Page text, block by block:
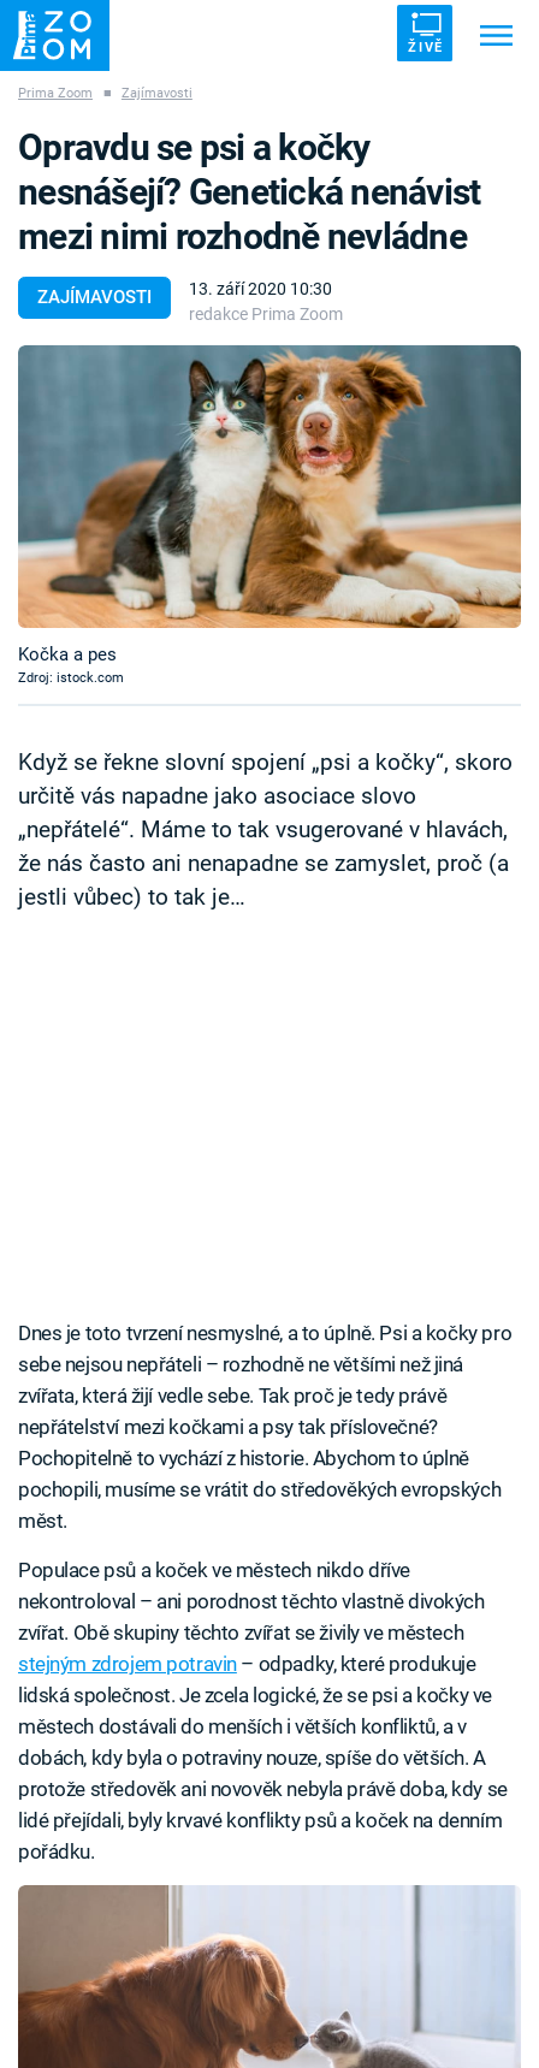
ŽIVĚ
ZÁHADY VETŘELCI DÁVNOVĚKU
Témata
TV Program
Časopis
Sledujte prima+
Sledujte nás
Prima Zoom ■ Zajímavosti
ZAJÍMAVOSTI
13. září 2020 10:30
redakce Prima Zoom
Opravdu se psi a kočky
nesnášejí? Genetická nenávist
mezi nimi rozhodně nevládne
Kočka a pes
Zdroj: istock.com
Když se řekne slovní spojení „psi a kočky“, skoro
určitě vás napadne jako asociace slovo
„nepřátelé“. Máme to tak vsugerované v hlavách,
že nás často ani nenapadne se zamyslet, proč (a
jestli vůbec) to tak je…
Dnes je toto tvrzení nesmyslné, a to úplně. Psi a kočky pro
sebe nejsou nepřáteli – rozhodně ne většími než jiná
zvířata, která žijí vedle sebe. Tak proč je tedy právě
nepřátelství mezi kočkami a psy tak příslovečné?
Pochopitelně to vychází z historie. Abychom to úplně
pochopili, musíme se vrátit do středověkých evropských
měst.
Populace psů a koček ve městech nikdo dříve
nekontroloval – ani porodnost těchto vlastně divokých
zvířat. Obě skupiny těchto zvířat se živily ve městech
stejným zdrojem potravin– odpadky, které produkuje
lidská společnost. Je zcela logické, že se psi a kočky ve
městech dostávali do menších i větších konfliktů, a v
dobách, kdy byla o potraviny nouze, spíše do větších. A
protože středověk ani novověk nebyla právě doba, kdy se
lidé přejídali, byly krvavé konflikty psů a koček na denním
pořádku.